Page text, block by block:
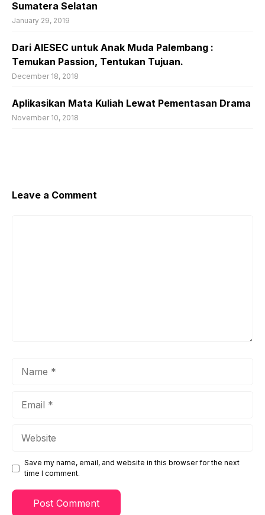
Sumatera Selatan
January 29, 2019
Dari AIESEC untuk Anak Muda Palembang :
Temukan Passion, Tentukan Tujuan.
December 18, 2018
Aplikasikan Mata Kuliah Lewat Pementasan Drama
November 10, 2018
Leave a Comment
Save my name, email, and website in this browser for the next
time I comment.